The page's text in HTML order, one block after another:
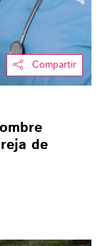
Compartir
de